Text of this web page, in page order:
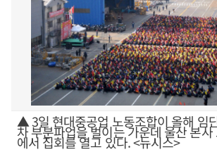
▲ 3일 현대중공업 노동조합이 올해 임
차 부분파업을 벌이는 가운데 울산 본
에서 집회를 열고 있다. <뉴시스>